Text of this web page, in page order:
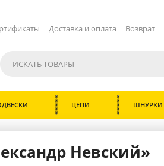
Доставка и оплата Возврат
ЦЕПИ ШНУРКИ
Невский»